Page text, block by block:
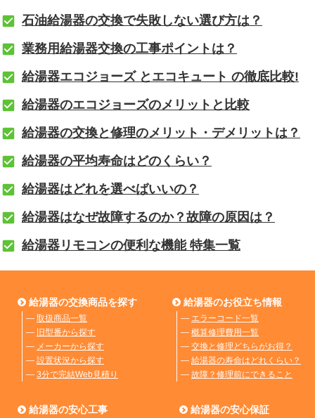
石油給湯器の交換で失敗しない選び方は？
業務用給湯器交換の工事ポイントは？
給湯器エコジョーズ とエコキュート の徹底比較!
給湯器のエコジョーズのメリットと比較
給湯器の交換と修理のメリット・デメリットは？
給湯器の平均寿命はどのくらい？
給湯器はどれを選べばいいの？
給湯器はなぜ故障するのか？故障の原因は？
給湯器リモコンの便利な機能 特集一覧
給湯器の交換商品を探す
― 取扱商品一覧
― 旧型番から探す
― メーカーから探す
― 設置状況から探す
― 3分で完結Web見積り
給湯器のお役立ち情報
― エラーコード一覧
― 概算修理費用一覧
― 交換と修理どちらがお得？
― 給湯器の寿命はどれくらい？
― 故障？修理前にできること
給湯器の安心工事 給湯器の安心保証